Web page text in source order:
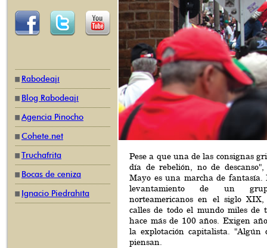
Rabodeají
Blog Rabodeají
Agencia Pinocho
Cohete.net
Truchafrita
Bocas de ceniza
Ignacio Piedrahíta
Pese a que una de las consignas
día de rebelión, no de
Mayo es una marcha de fantasía.
levantamiento de un
norteamericanos en el siglo
calles de todo el mundo miles de
hace más de 100 años. Exigen
la explotación capitalista. "Algún
piensan.